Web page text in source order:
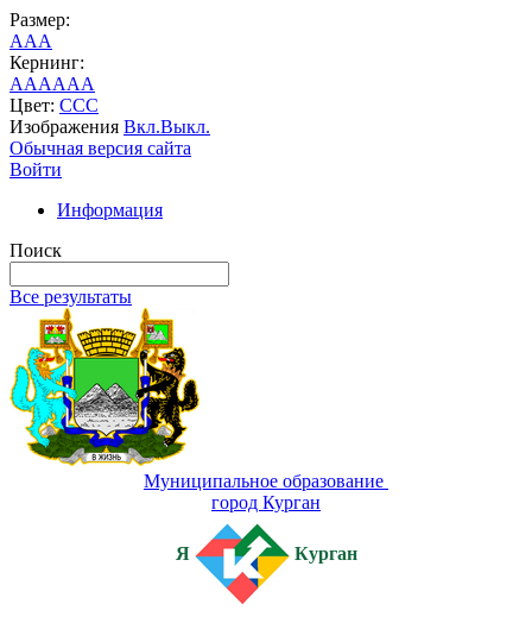
Размер:
AAA
Кернинг:
AAAAAA
Цвет: CCC
Изображения Вкл.Выкл.
Обычная версия сайта
Войти
Информация
Поиск
Все результаты
Муниципальное образование
город Курган
Я Курган